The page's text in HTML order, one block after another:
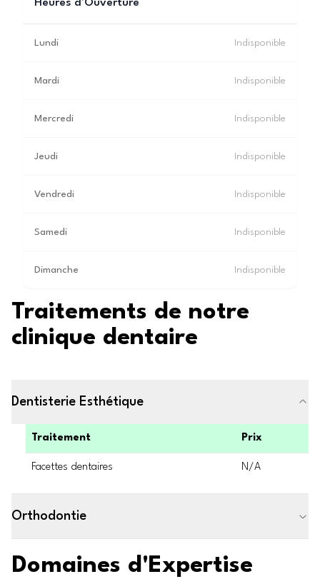
Heures d'Ouverture
Lundi Indisponible
Mardi Indisponible
Mercredi Indisponible
Jeudi Indisponible
Vendredi Indisponible
Samedi Indisponible
Dimanche Indisponible
Traitements de notre
clinique dentaire
Dentisterie Esthétique
Traitement Prix
Facettes dentaires N/A
Orthodontie
Domaines d'Expertise